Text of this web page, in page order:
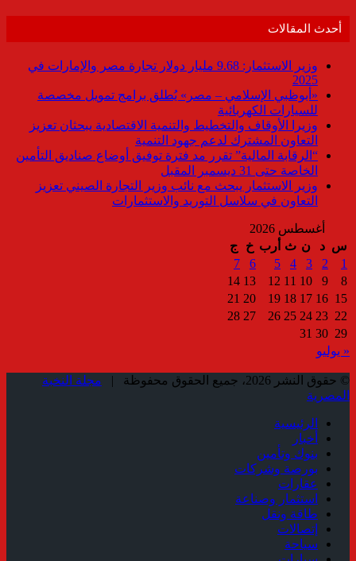
أحدث المقالات
وزير الاستثمار: 9.68 مليار دولار تجارة مصر والإمارات في
2025
«أبوظبي الإسلامي – مصر» يُطلق برامج تمويل مخصصة
للسيارات الكهربائية
وزيرا الأوقاف والتخطيط والتنمية الاقتصادية يبحثان تعزيز
التعاون المشترك لدعم جهود التنمية
“الرقابة المالية” تقرر مد فترة توفيق أوضاع صناديق التأمين
الخاصة حتى 31 ديسمبر المقبل
وزير الاستثمار يبحث مع نائب وزير التجارة الصيني تعزيز
التعاون في سلاسل التوريد والاستثمارات
أغسطس 2026
س د ن ث أرب خ
ج
1
2
3
4
5
6
7
8
9
10
11
12
13
14
15
16
17
18
19
20
21
22
23
24
25
26
27
28
29
30
31
« يوليو
© حقوق النشر 2026، جميع الحقوق محفوظة |
مجلة النخبة
المصرية
الرئيسية
أخبار
بنوك وتأمين
بورصة وشركات
عقارات
استثمار وصناعة
طاقة ونقل
إتصالات
سياحة